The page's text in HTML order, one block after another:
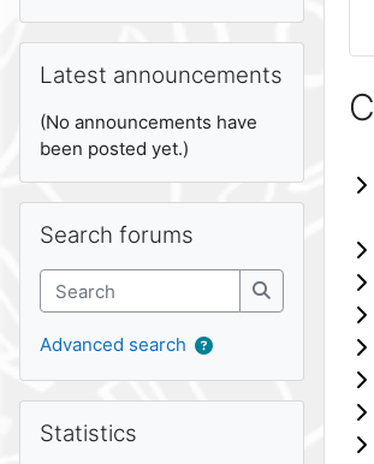
Latest announcements
(No announcements have
been posted yet.)
Search forums
Search
Search
Advanced search
Statistics